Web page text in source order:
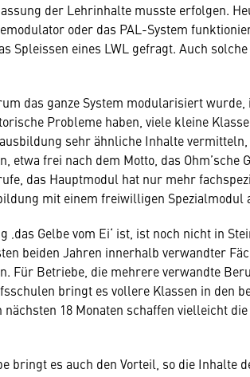
der Lehrinhalte musste erfolgen.
oder das PAL-System
Spleissen eines LWL gefragt. Auch
das ganze System modularisiert
Probleme haben, viele kleine
sehr ähnliche Inhalte
etwa frei nach dem Motto, das Ohm’sche
das Hauptmodul hat nur mehr
mit einem freiwilligen Spezialmodul
‚das Gelbe vom Ei‘ ist, ist noch nicht in
beiden Jahren innerhalb verwandter
Für Betriebe, die mehrere verwandte
bringt es vollere Klassen in den
18 Monaten schaffen vielleicht
bringt es auch den Vorteil, so die Inhalte